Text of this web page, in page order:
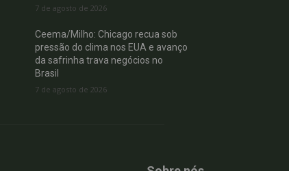
7 de agosto de 2026
Ceema/Milho: Chicago recua sob
pressão do clima nos EUA e avanço
da safrinha trava negócios no
Brasil
7 de agosto de 2026